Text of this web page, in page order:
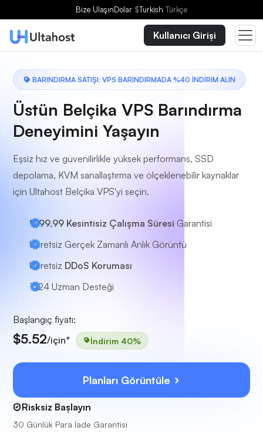
Bize UlaşınDolar $Turkish Türkçe
Kullanıcı Girişi
BARINDIRMA SATIŞI: VPS BARINDIRMADA %40 İNDİRİM ALIN
Üstün Belçika VPS Barındırma
Deneyimini Yaşayın
Eşsiz hız ve güvenilirlikle yüksek performans, SSD
depolama, KVM sanallaştırma ve ölçeklenebilir kaynaklar
için Ultahost Belçika VPS'yi seçin.
%99,99 Kesintisiz Çalışma Süresi Garantisi
Ücretsiz Gerçek Zamanlı Anlık Görüntü
Ücretsiz DDoS Koruması
7/24 Uzman Desteği
Başlangıç fiyatı:
$5.52/için* İndirim 40%
Planları Görüntüle
Risksiz Başlayın
30 Günlük Para İade Garantisi